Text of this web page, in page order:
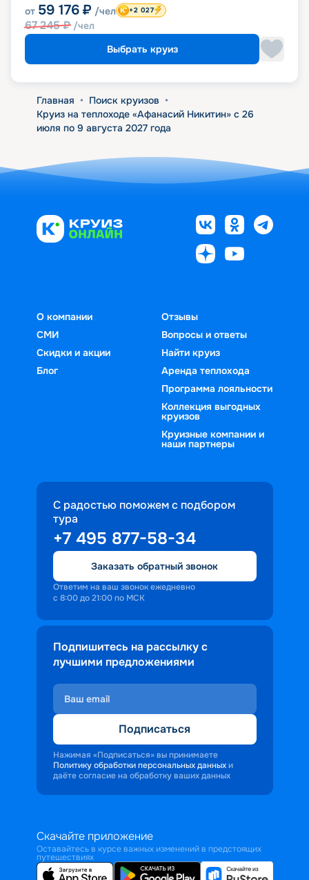
от 59 176 ₽ /чел
67 245₽ /чел
+2 027
Выбрать круиз
Главная • Поиск круизов •
Круиз на теплоходе «Афанасий Никитин» с 26
июля по 9 августа 2027 года
О компании
СМИ
Скидки и акции
Блог
Отзывы
Вопросы и ответы
Найти круиз
Аренда теплохода
Программа лояльности
Коллекция выгодных
круизов
Круизные компании и
наши партнеры
С радостью поможем с подбором
тура
+7 495 877-58-34
Заказать обратный звонок
Ответим на ваш звонок ежедневно
с 8:00 до 21:00 по МСК
Подпишитесь на рассылку с
лучшими предложениями
Подписаться
Нажимая «Подписаться» вы принимаете
Политику обработки персональных данных и
даёте согласие на обработку ваших данных
Скачайте приложение
Оставайтесь в курсе важных изменений в предстоящих
путешествиях